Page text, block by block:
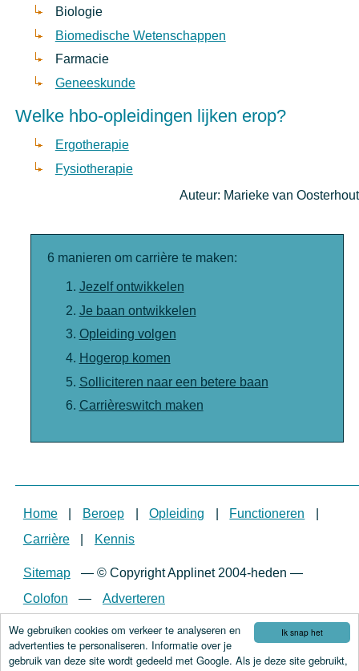
Ik snap het
We gebruiken cookies om verkeer te analyseren en
advertenties te personaliseren. Informatie over je
gebruik van deze site wordt gedeeld met Google. Als je deze site gebruikt,
Biologie
Biomedische Wetenschappen
Farmacie
Geneeskunde
Welke hbo-opleidingen lijken erop?
Ergotherapie
Fysiotherapie
Auteur: Marieke van Oosterhout
6 manieren om carrière te maken:
Jezelf ontwikkelen
Je baan ontwikkelen
Opleiding volgen
Hogerop komen
Solliciteren naar een betere baan
Carrièreswitch maken
Home Beroep Opleiding Functioneren
Carrière
Kennis
Sitemap —© Copyright Applinet 2004-heden—
Colofon
— Adverteren